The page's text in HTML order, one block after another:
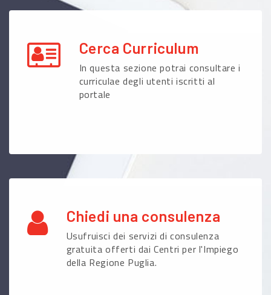
Cerca Curriculum
In questa sezione potrai consultare i
curriculae degli utenti iscritti al
portale
Chiedi una consulenza
Usufruisci dei servizi di consulenza
gratuita offerti dai Centri per l'Impiego
della Regione Puglia.